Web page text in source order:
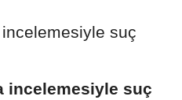
incelemesiyle suç